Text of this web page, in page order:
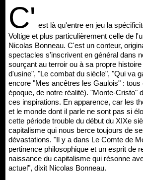
C' est là qu'entre en jeu la
Voltige et plus particulièrement celle de
Nicolas Bonneau. C'est un conteur,
spectacles s'inscrivent en général dans
sourçant au terroir ou à sa propre
d'usine", "Le combat du siècle", "Qui va
encore "Mes ancêtres les Gaulois" : tous
époque, de notre réalité). "Monte-Cristo"
ces inspirations. En apparence, car les
et le monde dont il parle ne sont pas si
cette période trouble du début du XIXe
capitalisme qui nous berce toujours de
dévastations. "Il y a dans Le Comte de
pertinence philosophique et un esprit de
naissance du capitalisme qui résonne
actuel", dixit Nicolas Bonneau.